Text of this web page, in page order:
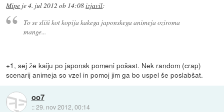
Mipe je4. jul 2012 ob 14:08izjavil:
To se sliši kot kopija kakega japonskega animeja oziroma
mange...
+1, sej že kaiju po japonsk pomeni pošast. Nek random (crap)
scenarij animeja so vzel in pomoj jim ga bo uspel še poslabšat.
oo7
::29. nov 2012, 00:14